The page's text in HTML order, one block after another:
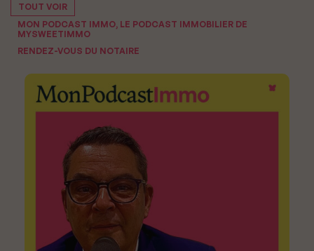
TOUT VOIR
MON PODCAST IMMO, LE PODCAST IMMOBILIER DE
MYSWEETIMMO
RENDEZ-VOUS DU NOTAIRE